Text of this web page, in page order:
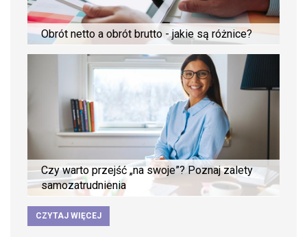
Obrót netto a obrót brutto - jakie są różnice?
Czy warto przejść „na swoje”? Poznaj zalety
samozatrudnienia
CZYTAJ WIĘCEJ